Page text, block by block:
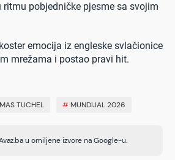
pobjedničke pjesme sa svojim
emocija iz engleske svlačionice
mrežama i postao pravi hit.
TUCHEL # MUNDIJAL 2026
u omiljene izvore na Google-u.